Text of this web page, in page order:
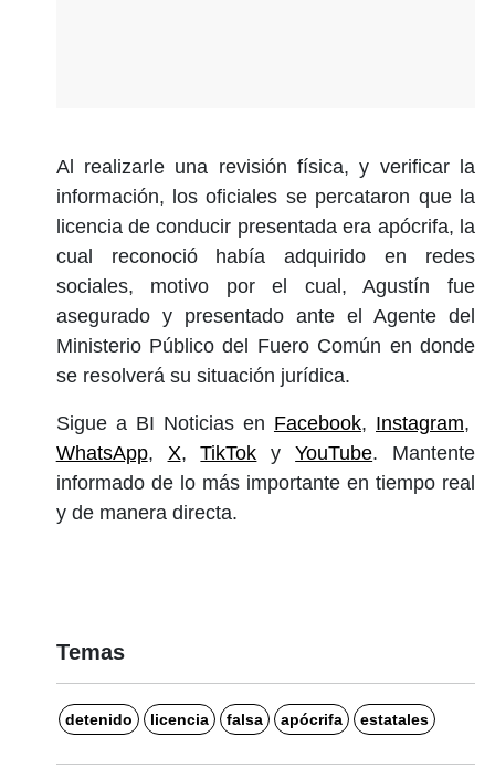
Al realizarle una revisión física, y verificar la
información, los oficiales se percataron que la
licencia de conducir presentada era apócrifa, la
cual reconoció había adquirido en redes
sociales, motivo por el cual, Agustín fue
asegurado y presentado ante el Agente del
Ministerio Público del Fuero Común en donde
se resolverá su situación jurídica.
Sigue a BI Noticias en Facebook, Instagram,
WhatsApp, X,TikTok yYouTube. Mantente
informado de lo más importante en tiempo real
y de manera directa.
Temas
detenido licencia falsa apócrifa estatales